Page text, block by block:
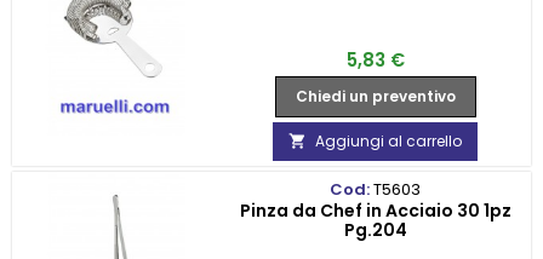
Prezzo
5,83 €
Chiedi un preventivo
 Aggiungi al carrello
Cod:T5603
Pinza da Chef in Acciaio 30 1pz
Pg.204